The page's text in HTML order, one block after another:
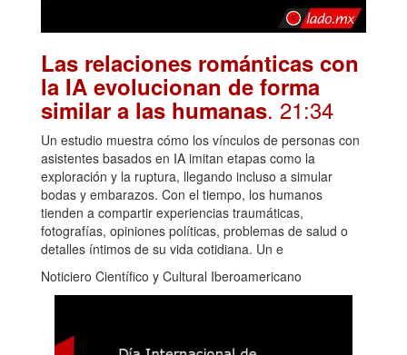
Las relaciones románticas con
la IA evolucionan de forma
similar a las humanas. 21:34
Un estudio muestra cómo los vínculos de personas con
asistentes basados en IA imitan etapas como la
exploración y la ruptura, llegando incluso a simular
bodas y embarazos. Con el tiempo, los humanos
tienden a compartir experiencias traumáticas,
fotografías, opiniones políticas, problemas de salud o
detalles íntimos de su vida cotidiana. Un e
Noticiero Científico y Cultural Iberoamericano